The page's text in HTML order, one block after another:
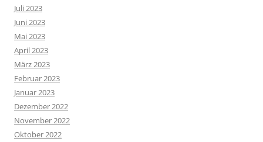
Juli 2023
Juni 2023
Mai 2023
April 2023
März 2023
Februar 2023
Januar 2023
Dezember 2022
November 2022
Oktober 2022